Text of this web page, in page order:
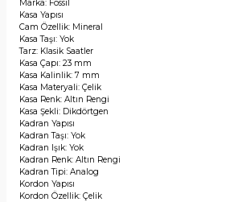
Marka: Fossil
Kasa Yapısı
Cam Özellik: Mineral
Kasa Taşı: Yok
Tarz: Klasik Saatler
Kasa Çapı: 23 mm
Kasa Kalinlik: 7 mm
Kasa Materyali: Çelik
Kasa Renk: Altın Rengi
Kasa Şekli: Dikdörtgen
Kadran Yapısı
Kadran Taşı: Yok
Kadran Işık: Yok
Kadran Renk: Altın Rengi
Kadran Tipi: Analog
Kordon Yapısı
Kordon Özellik: Çelik